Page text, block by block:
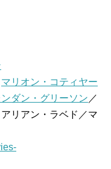
マリオン・コティヤー
ダン・グリーソン ／
アリアン・ラベド／マ